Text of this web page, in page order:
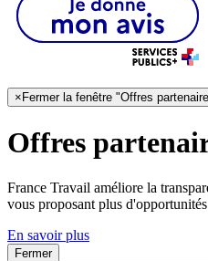
×Fermer la fenêtre "Offres
Offres
France Travail améliore la
vous proposant plus
En savoir plus
Fermer